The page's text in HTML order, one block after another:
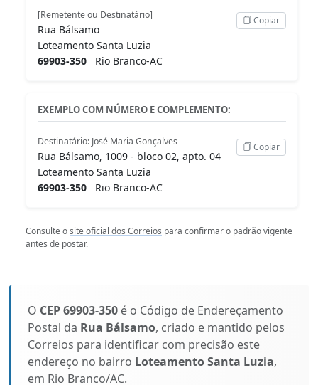
[Remetente ou Destinatário]
Rua Bálsamo
Loteamento Santa Luzia
69903-350 Rio Branco-AC
Copiar
EXEMPLO COM NÚMERO E COMPLEMENTO:
Destinatário: José Maria Gonçalves
Rua Bálsamo, 1009 - bloco 02, apto. 04
Loteamento Santa Luzia
69903-350 Rio Branco-AC
Copiar
Consulte osite oficial dos Correios para confirmar o padrão vigente
antes de postar.
O CEP 69903-350 é o Código de Endereçamento
Postal da Rua Bálsamo, criado e mantido pelos
Correios para identificar com precisão este
endereço no bairro Loteamento Santa Luzia,
em Rio Branco/AC.